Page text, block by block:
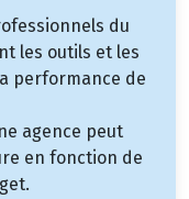
du
les outils et les
performance de
agence peut
en fonction de